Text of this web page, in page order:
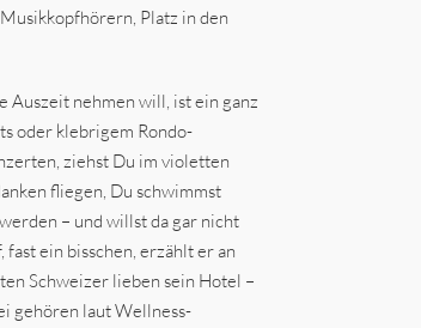
Platz in den
Auszeit nehmen will, ist ein ganz
oder klebrigem Rondo-
ziehst Du im violetten
fliegen, Du schwimmst
– und willst da gar nicht
ein bisschen, erzählt er an
Schweizer lieben sein Hotel –
gehören laut Wellness-